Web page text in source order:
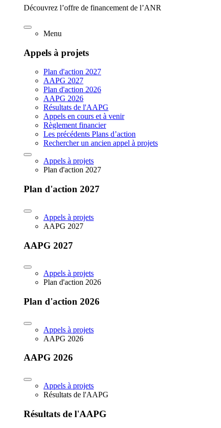
Découvrez l’offre de financement de l’ANR
Menu
Appels à projets
Plan d'action 2027
AAPG 2027
Plan d'action 2026
AAPG 2026
Résultats de l'AAPG
Appels en cours et à venir
Règlement financier
Les précédents Plans d’action
Rechercher un ancien appel à projets
Appels à projets
Plan d'action 2027
Plan d'action 2027
Appels à projets
AAPG 2027
AAPG 2027
Appels à projets
Plan d'action 2026
Plan d'action 2026
Appels à projets
AAPG 2026
AAPG 2026
Appels à projets
Résultats de l'AAPG
Résultats de l'AAPG